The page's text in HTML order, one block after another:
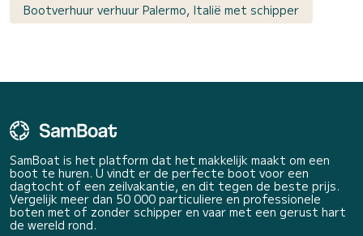
Bootverhuur verhuur Palermo, Italië met schipper
SamBoat is het platform dat het makkelijk maakt om een
boot te huren. U vindt er de perfecte boot voor een
dagtocht of een zeilvakantie, en dit tegen de beste prijs.
Vergelijk meer dan 50 000 particuliere en professionele
boten met of zonder schipper en vaar met een gerust hart
de wereld rond.